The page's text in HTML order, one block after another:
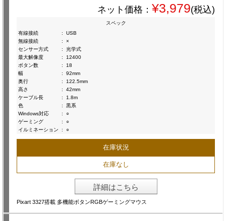
ネット価格： ¥3,979(税込)
スペック
有線接続
:
USB
無線接続
:
×
センサー方式
:
光学式
最大解像度
:
12400
ボタン数
:
18
幅
:
92mm
奥行
:
122.5mm
高さ
:
42mm
ケーブル長
:
1.8m
色
:
黒系
Windows対応
:
○
ゲーミング
:
○
イルミネーション
: ○
在庫状況
在庫なし
詳細はこちら
Pixart 3327搭載 多機能ボタンRGBゲーミングマウス